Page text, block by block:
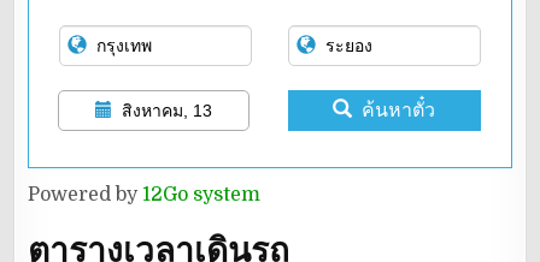
สิงหาคม, 13 ค้นหาตั๋ว
Powered by 12Go system
ตารางเวลาเดินรถ